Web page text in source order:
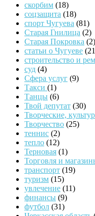
скорбим (18)
соцзащита (18)
спорт Чугуева (81)
Старая Гнилица (2)
Старая Покровка (2)
статьи о Чугуеве
строительство и
суд (4)
Сфера услуг (9)
Такси (1)
Танцы (6)
Твой депутат (30)
Творческие,
Творчество (25)
теннис (2)
тепло (12)
Терновая (1)
Торговля и
транспорт (19)
туризм (15)
увлечение (11)
финансы (9)
футбол (31)